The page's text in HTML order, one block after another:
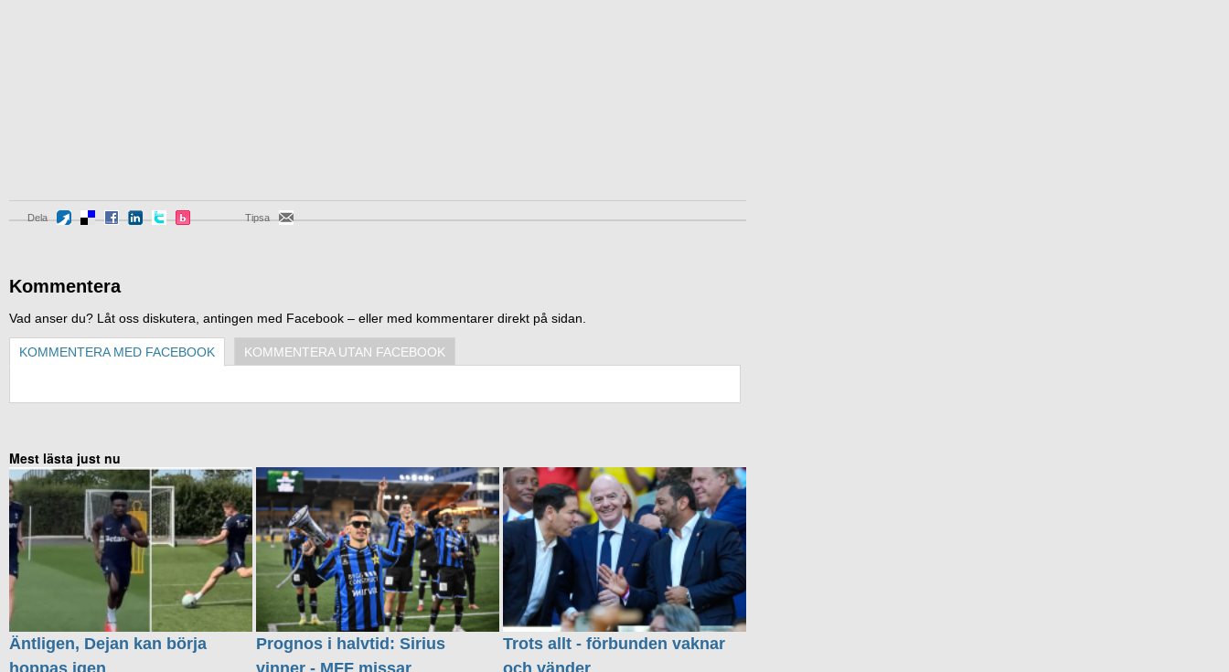
Dela Tipsa
Kommentera
Vad anser du? Låt oss diskutera, antingen med Facebook – eller med kommentarer direkt på sidan.
KOMMENTERA MED FACEBOOK KOMMENTERA UTAN FACEBOOK
Mest lästa just nu
Äntligen, Dejan kan börja
hoppas igen
Prognos i halvtid: Sirius
vinner - MFF missar
Trots allt - förbunden vaknar
och vänder